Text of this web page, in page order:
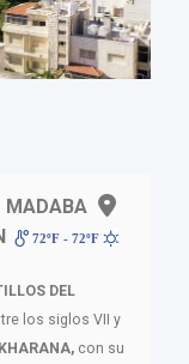
MADABA
72ºF - 72ºF
DEL
los siglos VII y
con su